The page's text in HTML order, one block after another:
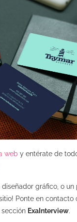
web y entérate de
gráfico, o
Ponte en contacto
ExaInterview.